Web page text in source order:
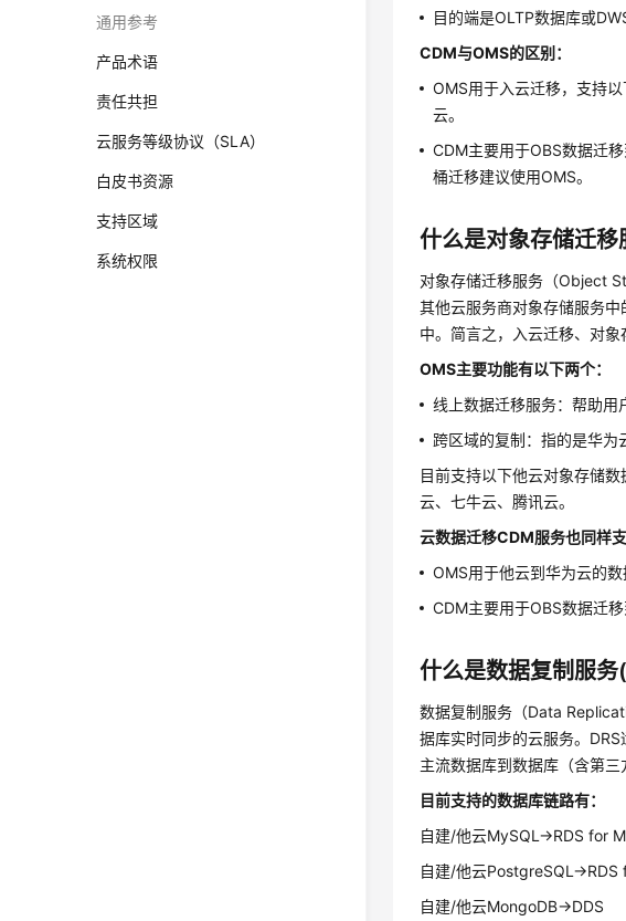
通用参考
产品术语
责任共担
云服务等级协议（SLA）
白皮书资源
支持区域
系统权限
目的端是OLTP数据库或
CDM与OMS的区别：
OMS用于入云迁移，支持
云。
CDM主要用于OBS数据迁
桶迁移建议使用OMS。
什么是对象存储迁移
对象存储迁移服务（Object
其他云服务商对象存储服务
中。简言之，入云迁移、对
OMS主要功能有以下两个：
线上数据迁移服务：帮助用
跨区域的复制：指的是华为
目前支持以下他云对象存储
云、七牛云、腾讯云。
云数据迁移CDM服务也同样
OMS用于他云到华为云的数
CDM主要用于OBS数据迁
什么是数据复制服务
数据复制服务（Data
据库实时同步的云服务。
主流数据库到数据库（含第
目前支持的数据库链路有：
自建/他云MySQL->RDS for
自建/他云PostgreSQL->RDS
自建/他云MongoDB->DDS